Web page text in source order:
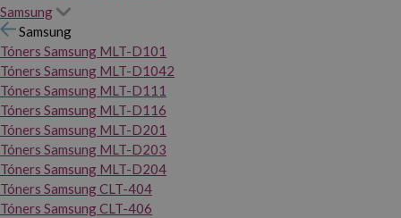
Samsung
Samsung
Tóners Samsung MLT-D101
Tóners Samsung MLT-D1042
Tóners Samsung MLT-D111
Tóners Samsung MLT-D116
Tóners Samsung MLT-D201
Tóners Samsung MLT-D203
Tóners Samsung MLT-D204
Tóners Samsung CLT-404
Tóners Samsung CLT-406